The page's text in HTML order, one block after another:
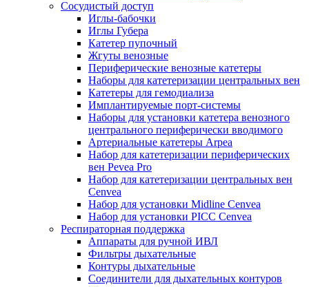
Сосудистый доступ
Иглы-бабочки
Иглы Губера
Катетер пупочный
Жгуты венозные
Периферические венозные катетеры
Наборы для катетеризации центральных вен
Катетеры для гемодиализа
Имплантируемые порт‑системы
Наборы для установки катетера венозного
центрального периферически вводимого
Артериальные катетеры Arpea
Набор для катетеризации периферических
вен Pevea Pro
Набор для катетеризации центральных вен
Cenvea
Набор для установки Midline Cenvea
Набор для установки PICC Cenvea
Респираторная поддержка
Аппараты для ручной ИВЛ
Фильтры дыхательные
Контуры дыхательные
Соединители для дыхательных контуров